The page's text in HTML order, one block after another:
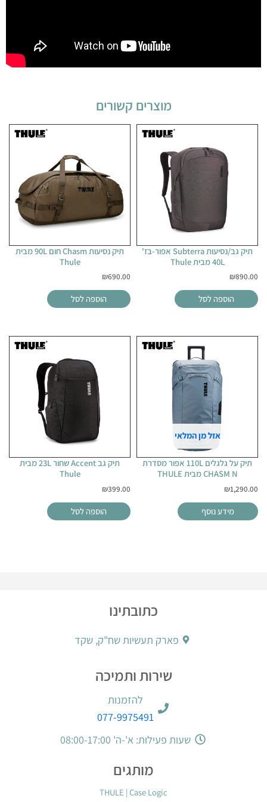
מוצרים קשורים
תיק גב/נסיעות Subterra אפור-בז'
40L מבית Thule
₪890.00
הוספה לסל
תיק נסיעות Chasm חום 90L מבית
Thule
₪690.00
הוספה לסל
אזל מן המלאי
תיק על גלגלים 110L אפור מסדרת
CHASM N מבית THULE
₪1,290.00
מידע נוסף
תיק גב Accent שחור 23L מבית
Thule
₪399.00
הוספה לסל
כתובתינו
פארק תעשיות שח"ק, שקד
שירות ותמיכה
להזמנות
077-9975491
שעות פעילות: א'-ה' 08:00-17:00
מותגים
THULE | Case Logic